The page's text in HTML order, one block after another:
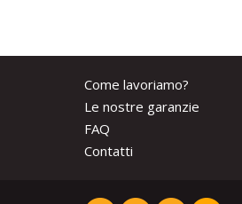
Come lavoriamo?
Le nostre garanzie
FAQ
Contatti